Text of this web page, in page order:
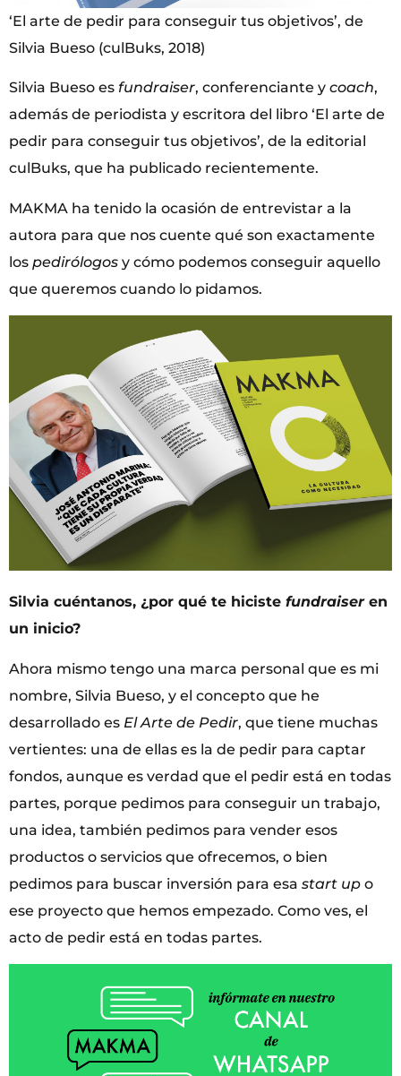
‘El arte de pedir para conseguir tus objetivos’, de
Silvia Bueso (culBuks, 2018)
Silvia Bueso es fundraiser, conferenciante y coach,
además de periodista y escritora del libro ‘El arte de
pedir para conseguir tus objetivos’, de la editorial
culBuks, que ha publicado recientemente.
MAKMA ha tenido la ocasión de entrevistar a la
autora para que nos cuente qué son exactamente
los pedirólogos y cómo podemos conseguir aquello
que queremos cuando lo pidamos.
Silvia cuéntanos, ¿por qué te hiciste fundraiseren
un inicio?
Ahora mismo tengo una marca personal que es mi
nombre, Silvia Bueso, y el concepto que he
desarrollado es El Arte de Pedir, que tiene muchas
vertientes: una de ellas es la de pedir para captar
fondos, aunque es verdad que el pedir está en todas
partes, porque pedimos para conseguir un trabajo,
una idea, también pedimos para vender esos
productos o servicios que ofrecemos, o bien
pedimos para buscar inversión para esa start up o
ese proyecto que hemos empezado. Como ves, el
acto de pedir está en todas partes.